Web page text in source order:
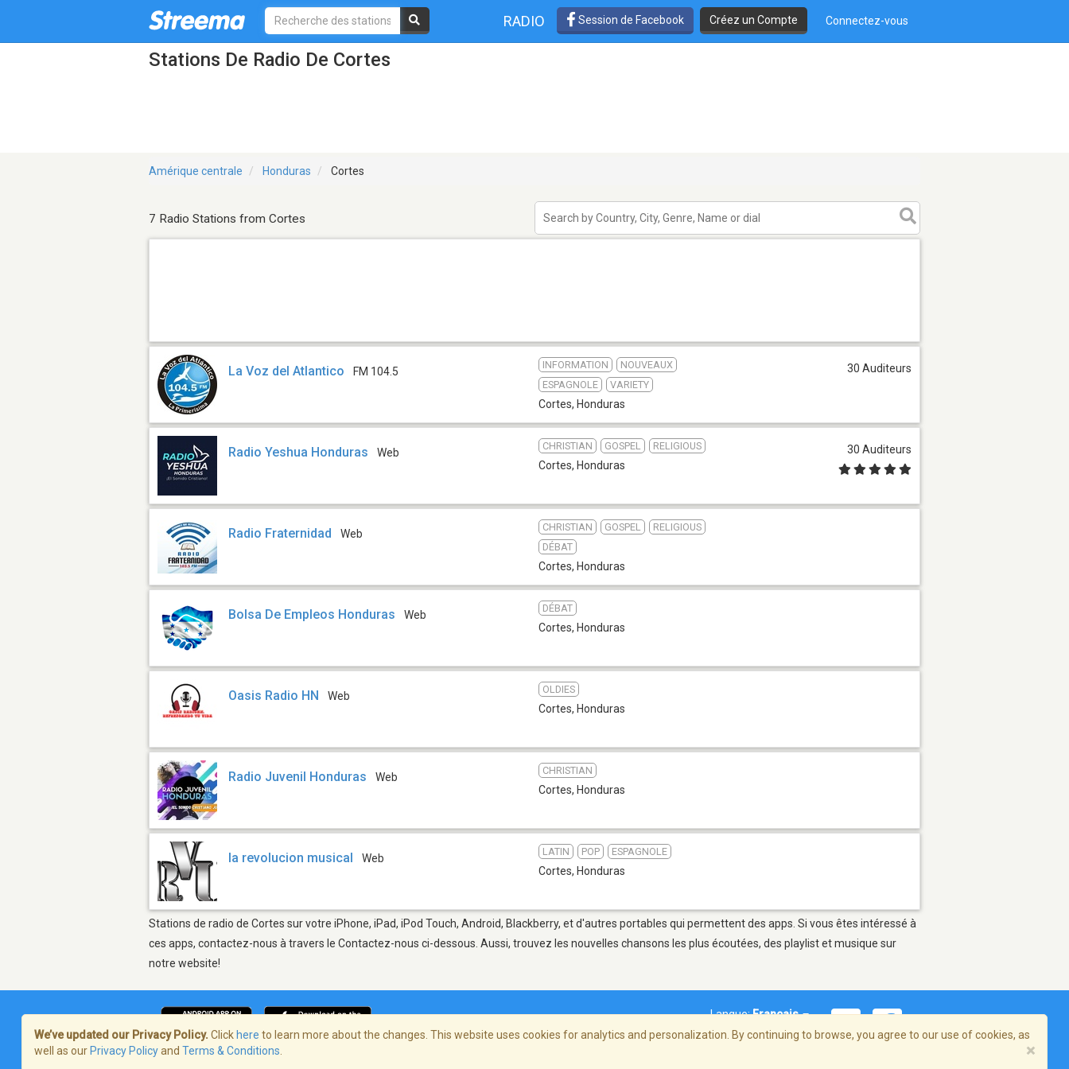
RADIO Session de Facebook Créez un Compte Connectez-vous
Stations De Radio De Cortes
Amérique centrale Honduras Cortes
7 Radio Stations from Cortes
La Voz del Atlantico FM 104.5
INFORMATION
NOUVEAUX
ESPAGNOLE
VARIETY
Cortes, Honduras
30 Auditeurs
Radio Yeshua Honduras Web
CHRISTIAN GOSPEL RELIGIOUS
Cortes, Honduras
30 Auditeurs
Radio Fraternidad Web
CHRISTIAN GOSPEL
RELIGIOUS
DÉBAT
Cortes, Honduras
Bolsa De Empleos Honduras Web
DÉBAT
Cortes, Honduras
Oasis Radio HN Web
OLDIES
Cortes, Honduras
Radio Juvenil Honduras Web
CHRISTIAN
Cortes, Honduras
la revolucion musical Web
LATIN POP ESPAGNOLE
Cortes, Honduras
Stations de radio de Cortes sur votre iPhone, iPad, iPod Touch, Android, Blackberry, et d'autres portables qui permettent des apps. Si vous êtes intéressé à
ces apps, contactez-nous à travers le Contactez-nous ci-dessous. Aussi, trouvez les nouvelles chansons les plus écoutées, des playlist et musique sur
notre website!
Langue:Français
We’ve updated our Privacy Policy. Click here to learn more about the changes. This website uses cookies for analytics and personalization. By continuing to browse, you agree to our use of cookies, as
well as our Privacy Policyand Terms & Conditions ×